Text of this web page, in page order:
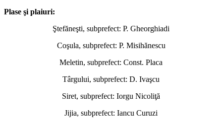
Plase şi plaiuri:
Ştefăneşti, subprefect: P. Gheorghiadi
Coşula, subprefect: P. Misihănescu
Meletin, subprefect: Const. Placa
Târgului, subprefect: D. Ivaşcu
Siret, subprefect: Iorgu Nicoliţă
Jijia, subprefect: Iancu Curuzi